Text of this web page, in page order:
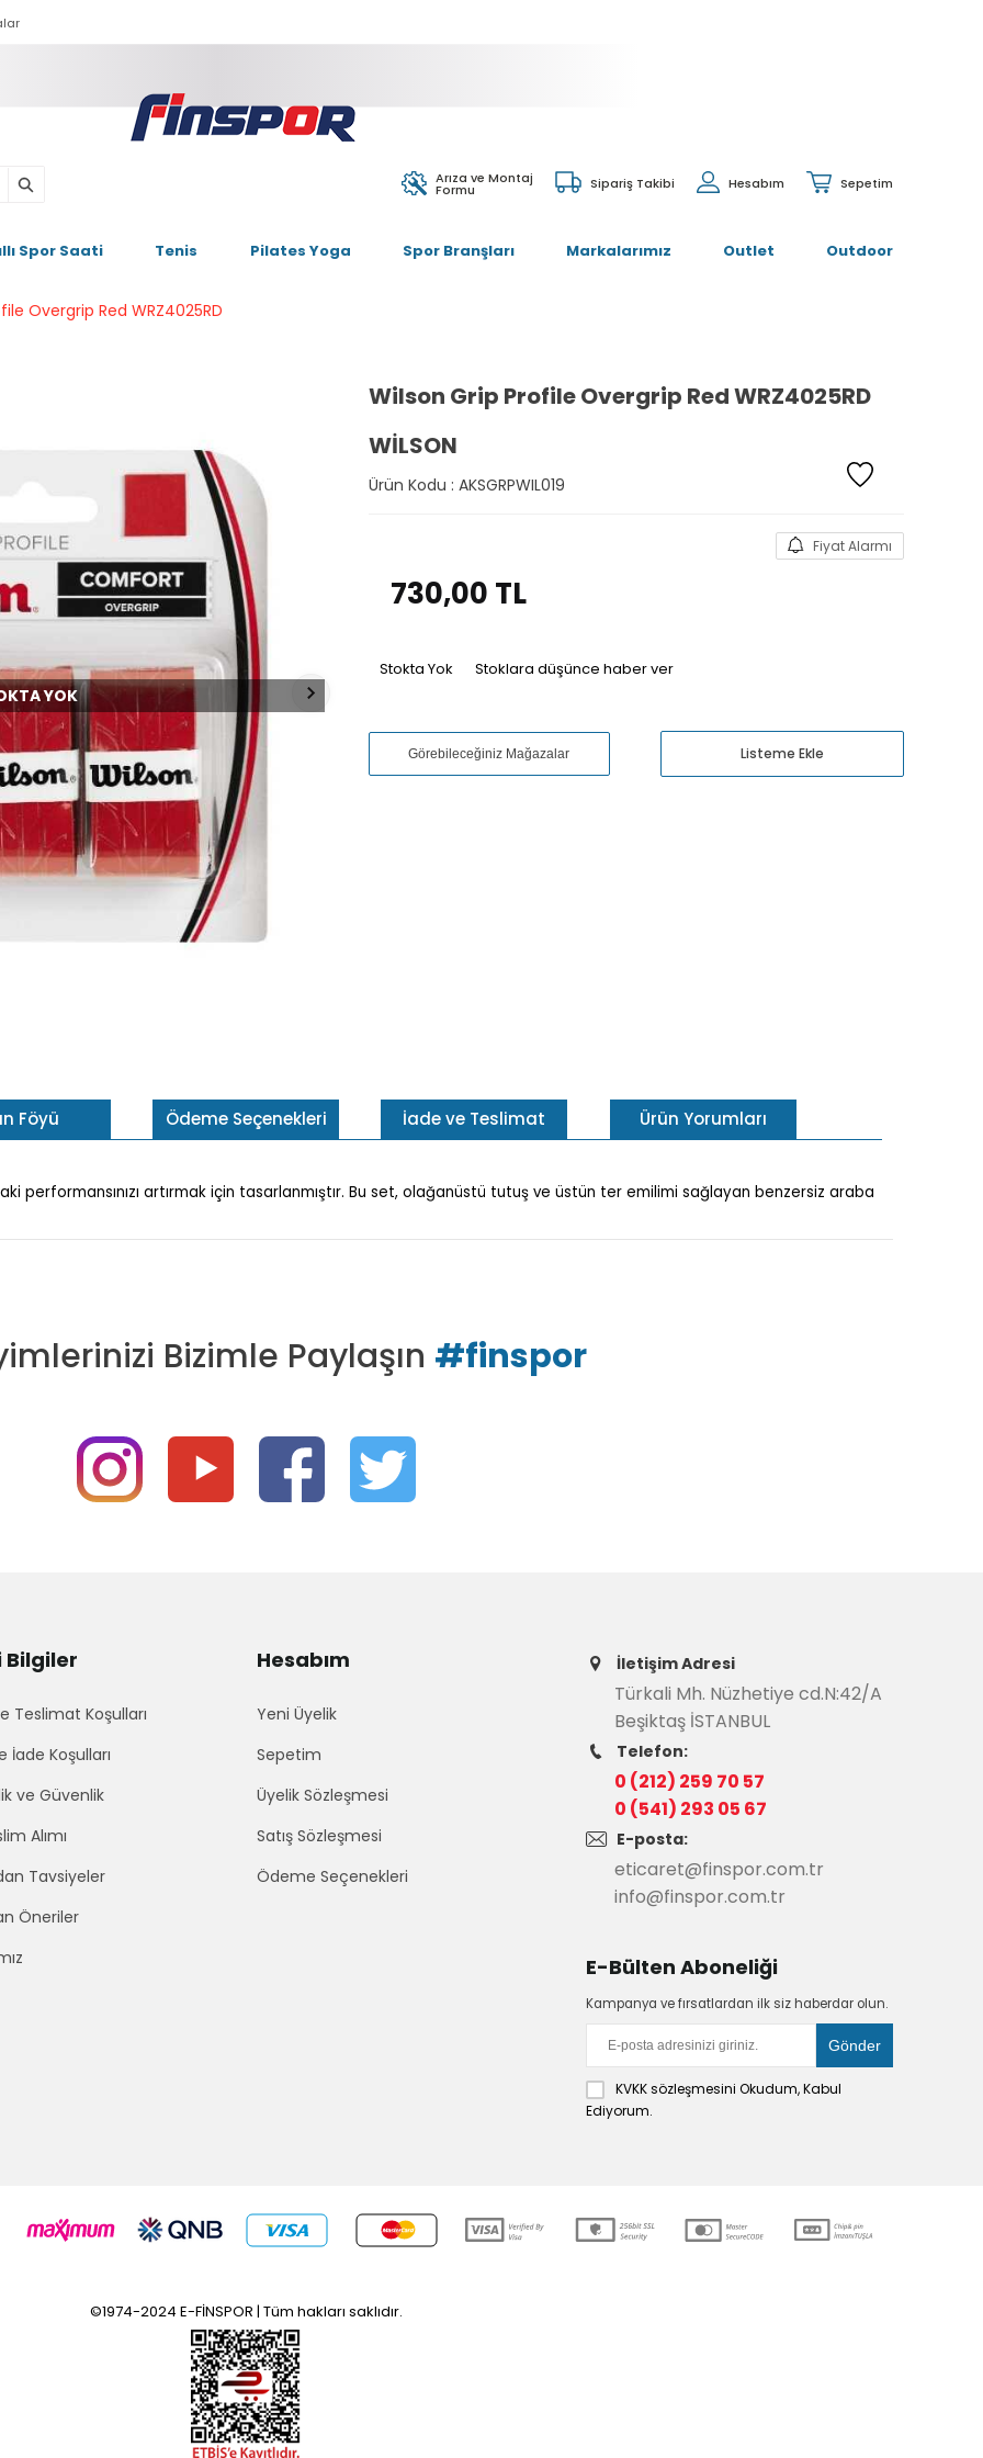
Sepetim
Hesabım
Sipariş Takibi
Arıza ve Montaj
Formu
Spor Saati Tenis Pilates Yoga Spor Branşları Markalarımız Outlet Outdoor
Overgrip Red WRZ4025RD
YOK
Wilson Grip Profile Overgrip Red WRZ4025RD
WILSON
Ürün Kodu : AKSGRPWIL019
Fiyat Alarmı
730,00 TL
Stokta Yok Stoklara düşünce haber ver
Görebileceğiniz Mağazalar Listeme Ekle
Föyü Ödeme Seçenekleri İade ve Teslimat Ürün Yorumları
performansınızı artırmak için tasarlanmıştır. Bu set, olağanüstü tutuş ve üstün ter emilimi sağlayan benzersiz araba
Bizimle Paylaşın #finspor
Bilgiler
Teslimat Koşulları
İade Koşulları
ve Güvenlik
Alımı
Tavsiyeler
Öneriler
Hesabım
Yeni Üyelik
Sepetim
Üyelik Sözleşmesi
Satış Sözleşmesi
Ödeme Seçenekleri
İletişim Adresi
Türkali Mh. Nüzhetiye cd.N:42/A
Beşiktaş İSTANBUL
Telefon:
0 (212) 259 70 57
0 (541) 293 05 67
E-posta:
eticaret@finspor.com.tr
info@finspor.com.tr
E-Bülten Aboneliği
Kampanya ve fırsatlardan ilk siz haberdar olun.
KVKK sözleşmesini Okudum, Kabul
Ediyorum.
©1974-2024 E-FİNSPOR | Tüm hakları saklıdır.